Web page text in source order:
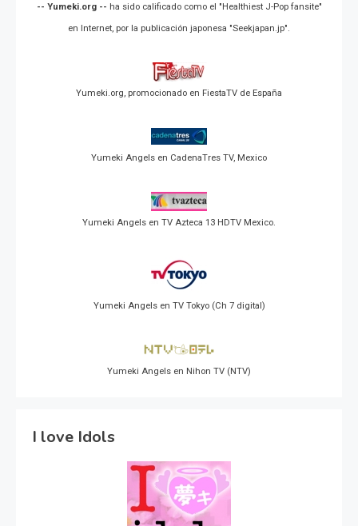
-- Yumeki.org -- ha sido calificado como el "Healthiest J-Pop fansite"
en Internet, por la publicación japonesa "Seekjapan.jp".
Yumeki.org, promocionado en FiestaTV de España
Yumeki Angels en CadenaTres TV, Mexico
Yumeki Angels en TV Azteca 13 HDTV Mexico.
Yumeki Angels en TV Tokyo (Ch 7 digital)
Yumeki Angels en Nihon TV (NTV)
I love Idols